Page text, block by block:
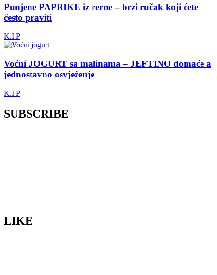
Punjene PAPRIKE iz rerne – brzi ručak koji ćete
često praviti
K.I.P
Voćni JOGURT sa malinama – JEFTINO domaće a
jednostavno osvježenje
K.I.P
SUBSCRIBE
LIKE